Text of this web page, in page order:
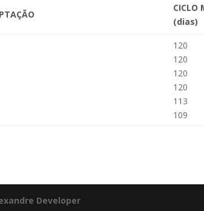
CICLO
(dias)
120
120
120
120
113
109
Developer